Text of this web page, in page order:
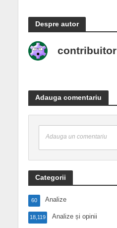
Despre autor
contribuitor
Adauga comentariu
Adauga un comentariu
Categorii
Analize
60
Analize și opinii
18,119